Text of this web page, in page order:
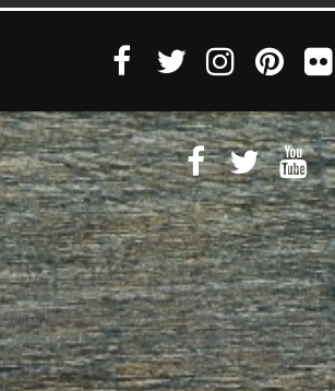
Witaly S.r.l. © 2011-2023 All rights reserved Partita
è registrata presso il Tribunale di Roma n. 95/2011
riservati